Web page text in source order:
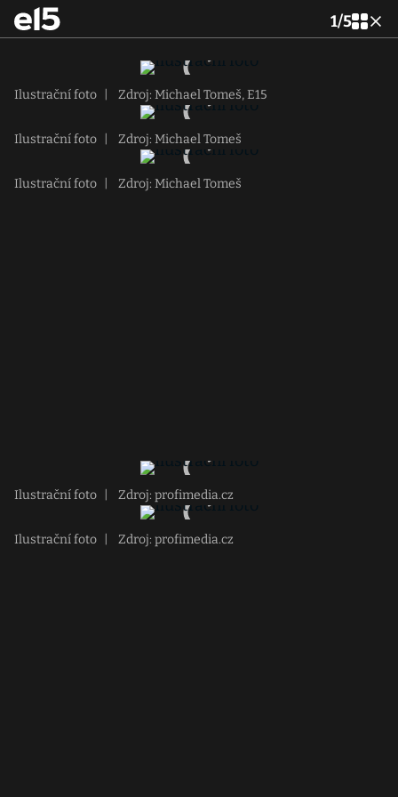
1/5
Ilustrační foto Zdroj: Michael Tomeš, E15
Ilustrační foto Zdroj: Michael Tomeš
Ilustrační foto Zdroj: Michael Tomeš
Ilustrační foto Zdroj: profimedia.cz
Ilustrační foto Zdroj: profimedia.cz